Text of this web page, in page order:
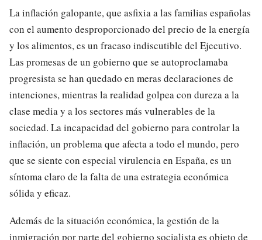
La inflación galopante, que asfixia a las familias españolas
con el aumento desproporcionado del precio de la energía
y los alimentos, es un fracaso indiscutible del Ejecutivo.
Las promesas de un gobierno que se autoproclamaba
progresista se han quedado en meras declaraciones de
intenciones, mientras la realidad golpea con dureza a la
clase media y a los sectores más vulnerables de la
sociedad. La incapacidad del gobierno para controlar la
inflación, un problema que afecta a todo el mundo, pero
que se siente con especial virulencia en España, es un
síntoma claro de la falta de una estrategia económica
sólida y eficaz.
Además de la situación económica, la gestión de la
inmigración por parte del gobierno socialista es objeto de